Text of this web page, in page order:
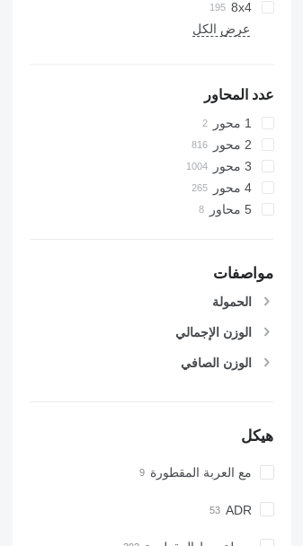
8x4
عرض الكل
عدد المحاور
1 محور
2 محور
3 محور
4 محور
5 محاور
مواصفات
الحمولة
الوزن الإجمالي
الوزن الصافي
هيكل
مع العربة المقطورة
ADR